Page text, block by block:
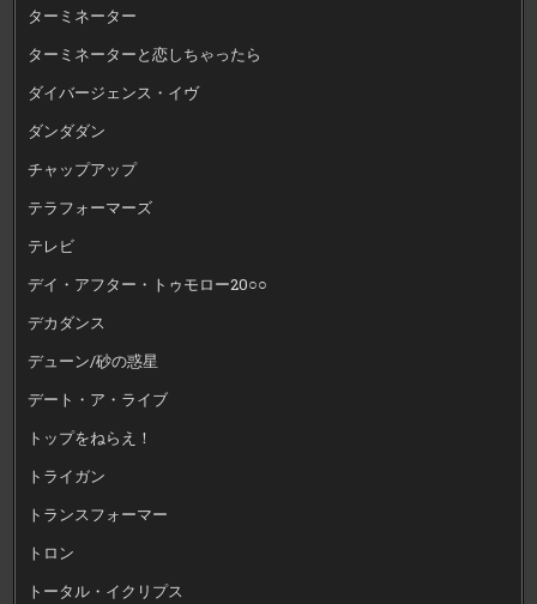
ターミネーター
ターミネーターと恋しちゃったら
ダイバージェンス・イヴ
ダンダダン
チャップアップ
テラフォーマーズ
テレビ
デイ・アフター・トゥモロー20○○
デカダンス
デューン/砂の惑星
デート・ア・ライブ
トップをねらえ！
トライガン
トランスフォーマー
トロン
トータル・イクリプス